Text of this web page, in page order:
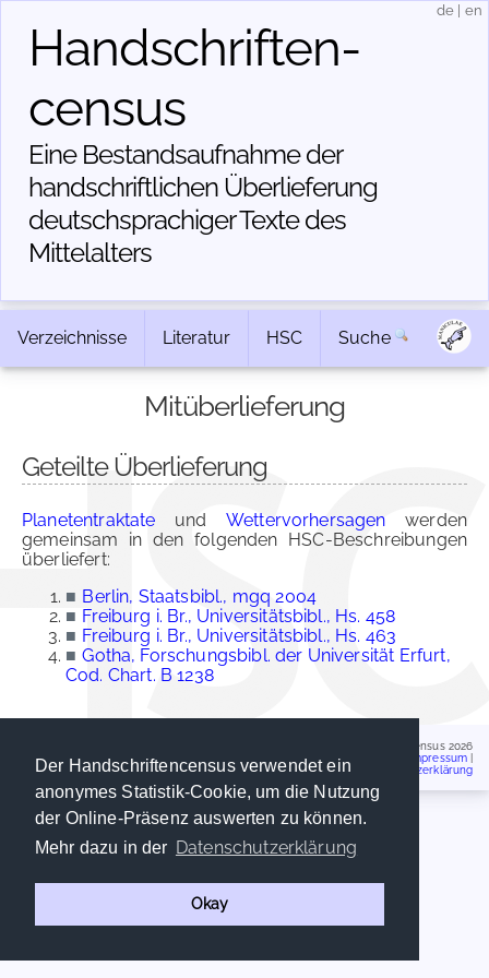
Der Handschriftencensus verwendet ein
anonymes Statistik-Cookie, um die Nutzung
der Online-Präsenz auswerten zu können.
Mehr dazu in der Datenschutzerklärung
Okay
Handschriften­
census
Eine Bestandsaufnahme der
handschriftlichen Über­lieferung
deutschsprachiger Texte des
Mittelalters
de en
Verzeichnisse Literatur HSC Suche
Mitüberlieferung
Geteilte Überlieferung
Planetentraktate und Wettervorhersagen werden
gemeinsam in den folgenden HSC-Beschreibungen
überliefert:
■ Berlin, Staatsbibl., mgq 2004
■ Freiburg i. Br., Universitätsbibl., Hs. 458
■ Freiburg i. Br., Universitätsbibl., Hs. 463
■ Gotha, Forschungsbibl. der Universität Erfurt,
Cod. Chart. B 1238
Handschriftencensus 2026
Impressum
Datenschutzerklärung